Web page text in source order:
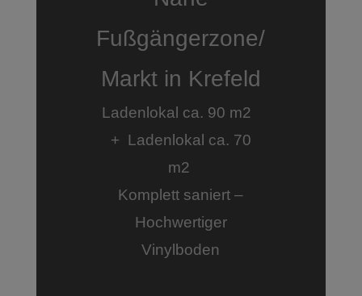
Fußgängerzone/
Markt in Krefeld
Ladenlokal ca. 90 m2
+ Ladenlokal ca. 70
m2
Komplett saniert –
Hochwertiger
Vinylboden